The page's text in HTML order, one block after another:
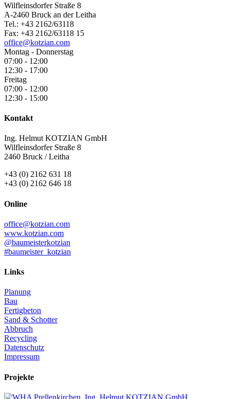
Wilfleinsdorfer Straße 8
A-2460 Bruck an der Leitha
Tel.: +43 2162/63118
Fax: +43 2162/63118 15
office@kotzian.com
Montag - Donnerstag
07:00 - 12:00
12:30 - 17:00
Freitag
07:00 - 12:00
12:30 - 15:00
Kontakt
Ing. Helmut KOTZIAN GmbH
Wilfleinsdorfer Straße 8
2460 Bruck / Leitha
+43 (0) 2162 631 18
+43 (0) 2162 646 18
Online
office@kotzian.com
www.kotzian.com
@baumeisterkotzian
#baumeister_kotzian
Links
Planung
Bau
Fertigbeton
Sand & Schotter
Abbruch
Recycling
Datenschutz
Impressum
Projekte